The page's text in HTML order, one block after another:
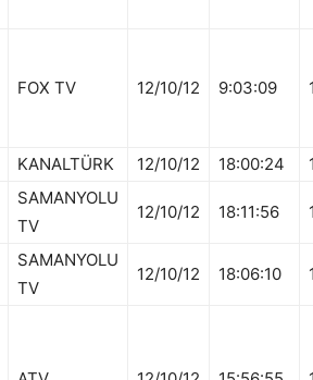
FOX TV 12/10/12 9:03:09
KANALTÜRK 12/10/12 18:00:24
SAMANYOLU
TV
12/10/12 18:11:56
SAMANYOLU
TV
12/10/12 18:06:10